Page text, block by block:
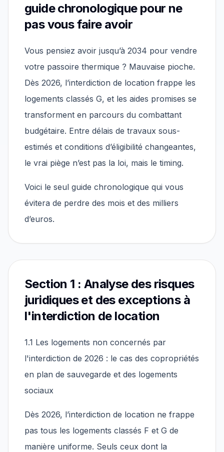
guide chronologique pour ne
pas vous faire avoir
Vous pensiez avoir jusqu’à 2034 pour vendre
votre passoire thermique ? Mauvaise pioche.
Dès 2026, l’interdiction de location frappe les
logements classés G, et les aides promises se
transforment en parcours du combattant
budgétaire. Entre délais de travaux sous-
estimés et conditions d’éligibilité changeantes,
le vrai piège n’est pas la loi, mais le timing.
Voici le seul guide chronologique qui vous
évitera de perdre des mois et des milliers
d’euros.
Section 1 : Analyse des risques
juridiques et des exceptions à
l'interdiction de location
1.1 Les logements non concernés par
l'interdiction de 2026 : le cas des copropriétés
en plan de sauvegarde et des logements
sociaux
Dès 2026, l’interdiction de location ne frappe
pas tous les logements classés F et G de
manière uniforme. Seuls ceux dont la